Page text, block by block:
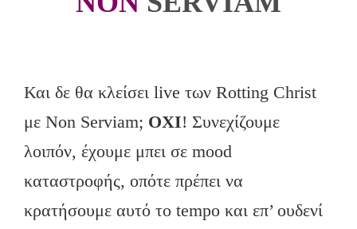
Και δε θα κλείσει live των Rotting Christ
με Non Serviam; ΟΧΙ! Συνεχίζουμε
λοιπόν, έχουμε μπει σε mood
καταστροφής, οπότε πρέπει να
κρατήσουμε αυτό το tempo και επ’ ουδενί